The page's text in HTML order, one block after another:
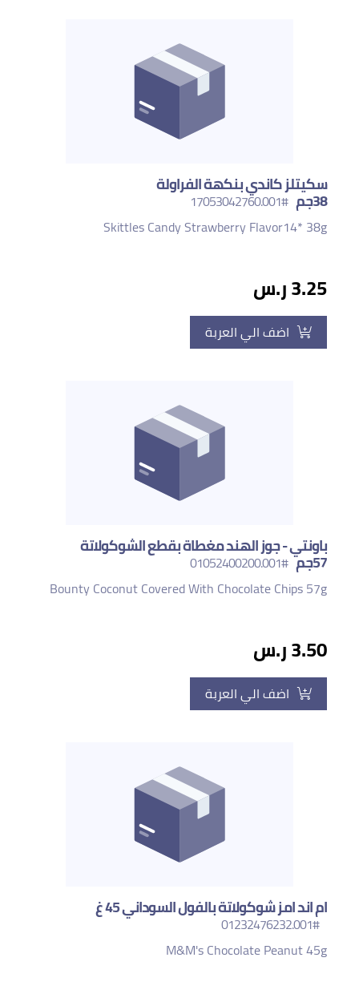
سكيتلز كاندي بنكهة الفراولة
38جم
#17053042760.001
Skittles Candy Strawberry Flavor14* 38g
3.25 ر.س
اضف الي العربة
باونتي - جوز الهند مغطاة بقطع الشوكولاتة
57جم
#01052400200.001
Bounty Coconut Covered With Chocolate Chips 57g
3.50 ر.س
اضف الي العربة
ام اند امز شوكولاتة بالفول السوداني 45 غ
#01232476232.001
M&M's Chocolate Peanut 45g